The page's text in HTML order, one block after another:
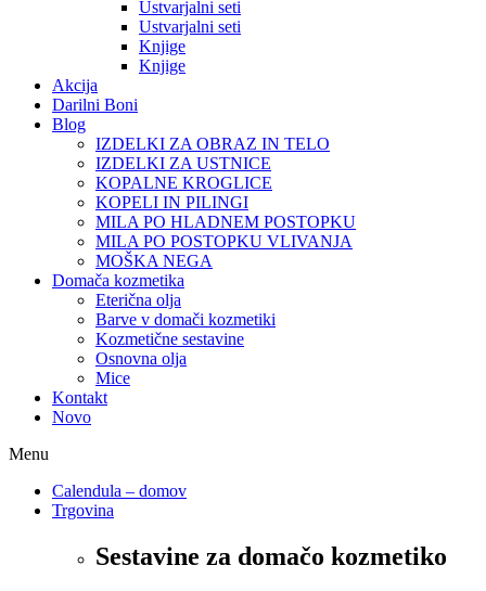
Ustvarjalni seti
Ustvarjalni seti
Knjige
Knjige
Akcija
Darilni Boni
Blog
IZDELKI ZA OBRAZ IN TELO
IZDELKI ZA USTNICE
KOPALNE KROGLICE
KOPELI IN PILINGI
MILA PO HLADNEM POSTOPKU
MILA PO POSTOPKU VLIVANJA
MOŠKA NEGA
Domača kozmetika
Eterična olja
Barve v domači kozmetiki
Kozmetične sestavine
Osnovna olja
Mice
Kontakt
Novo
Menu
Calendula – domov
Trgovina
Sestavine za domačo kozmetiko